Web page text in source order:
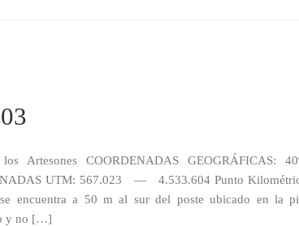
Artesones COORDENADAS
UTM: 567.023 — 4.533.604 Punto
encuentra a 50 m al sur del poste ubicado en la
y no […]